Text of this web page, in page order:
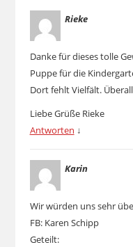
Rieke
Danke für dieses tolle
Puppe für die
Dort fehlt Vielfält.
Liebe Grüße Rieke
Antworten ↓
Karin
Wir würden uns sehr
FB: Karen Schipp
Geteilt: